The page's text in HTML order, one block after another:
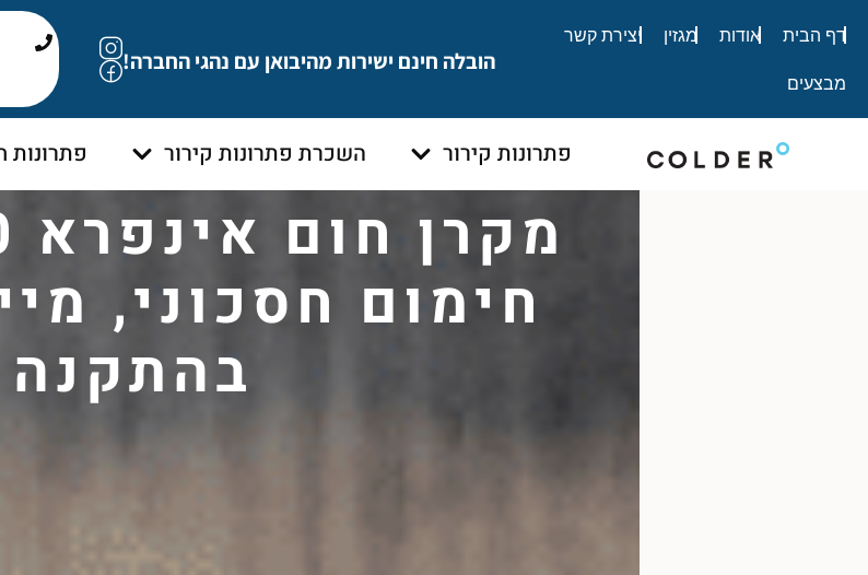
דף הבית
אודות מגזין יצירת קשר
מבצעים
הובלה חינם ישירות מהיבואן עם נהגי החברה!
פתרונות קירור השכרת פתרונות קירור פתרונות
חימום חסכוני,
בהתקנה